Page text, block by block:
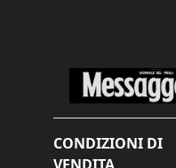
CONDIZIONI DI